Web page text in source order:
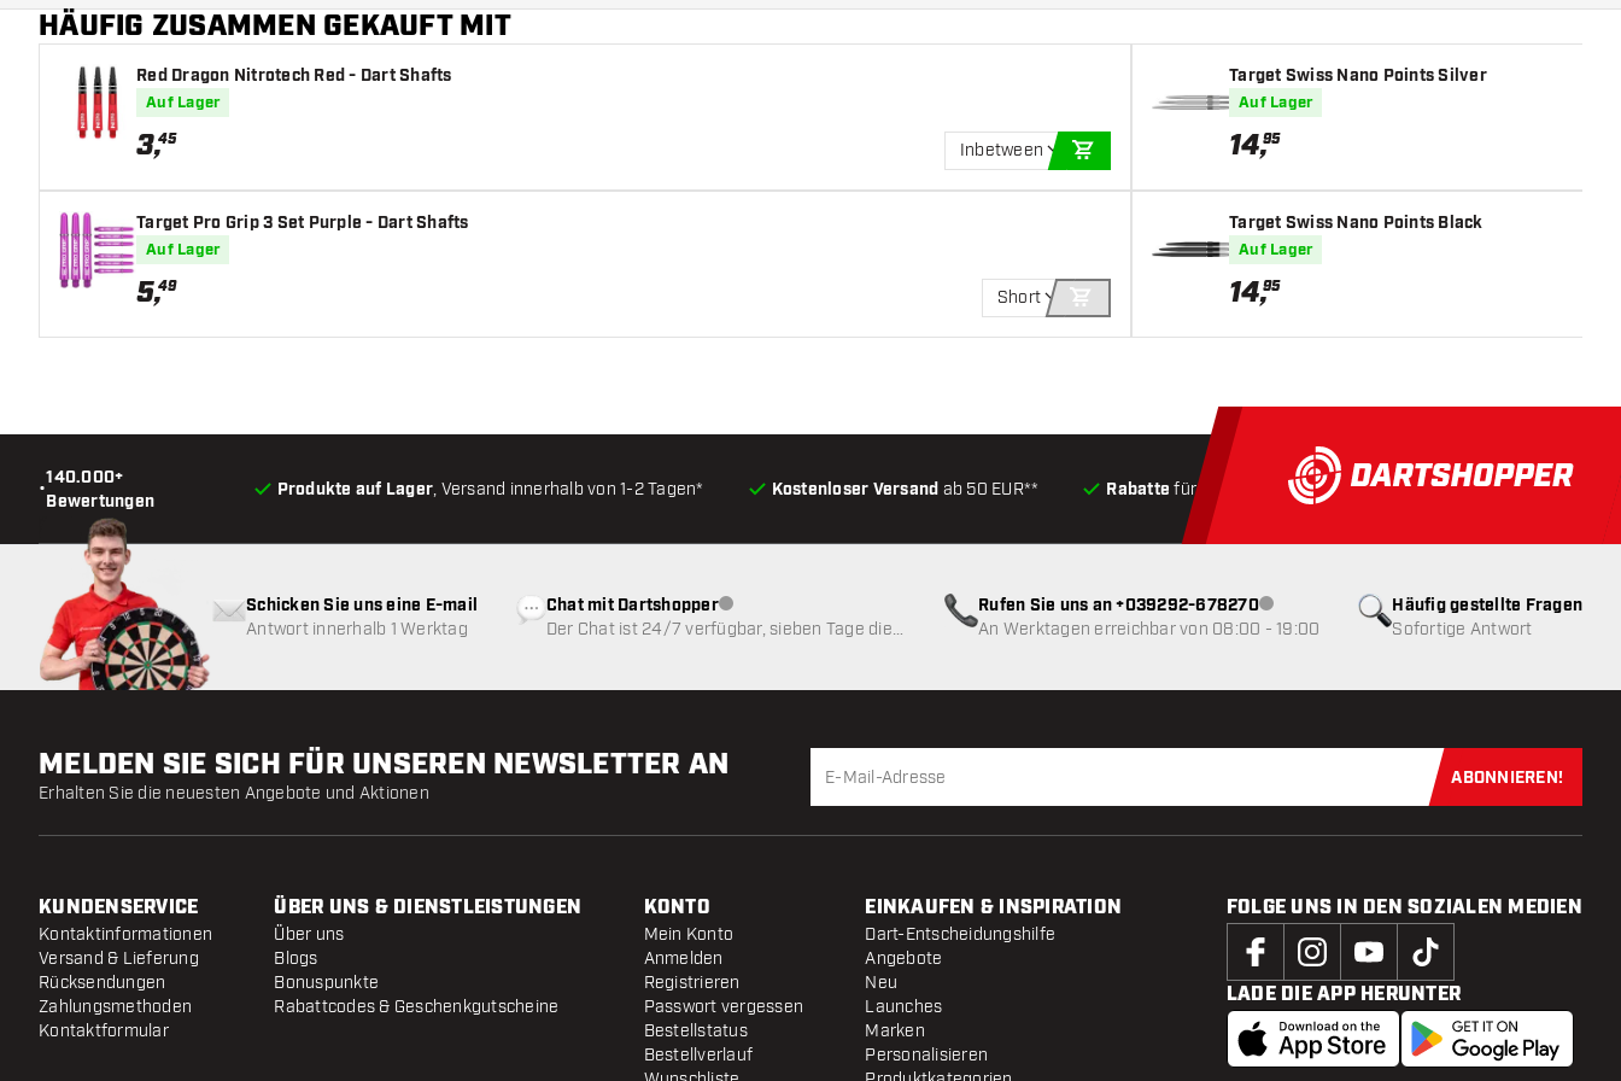
HÄUFIG ZUSAMMEN GEKAUFT MIT
Red Dragon Nitrotech Red - Dart Shafts
Auf Lager
3,45
Inbetween
Target Pro Grip 3 Set Purple - Dart Shafts
Auf Lager
5,49
Short
IN DEN WARENKORB
Target Swiss Nano Points Silver
Auf Lager
14,95
Target Swiss Nano Points Black
Auf Lager
14,95
•
140.000+
Bewertungen
Produkte auf Lager, Versand innerhalb von 1-2 Tagen* Kostenloser Versand ab 50 EUR** Rabatte für Kunden Produkte auf Lager, Versand
Häufig gestellte Fragen
Sofortige Antwort
Schicken Sie uns eine E-mail
Antwort innerhalb 1 Werktag
Chat mit DartshopperKundenservice nicht verfügbar
Der Chat ist 24/7 verfügbar, sieben Tage die
Rufen Sie uns an +039292-678270Kundenservice nicht verfügbar
An Werktagen erreichbar von 08:00 - 19:00
MELDEN SIE SICH FÜR UNSEREN NEWSLETTER AN
Erhalten Sie die neuesten Angebote und Aktionen
Jetzt für
ABONNIEREN!
KUNDENSERVICE
Kontaktinformationen
Versand & Lieferung
Rücksendungen
Zahlungsmethoden
Kontaktformular
ÜBER UNS & DIENSTLEISTUNGEN
Über uns
Blogs
Bonuspunkte
Rabattcodes & Geschenkgutscheine
KONTO
Mein Konto
Anmelden
Registrieren
Passwort vergessen
Bestellstatus
Bestellverlauf
EINKAUFEN & INSPIRATION
Dart-Entscheidungshilfe
Angebote
Neu
Launches
Marken
Personalisieren
FOLGE UNS IN DEN SOZIALEN MEDIEN
LADE DIE APP HERUNTER